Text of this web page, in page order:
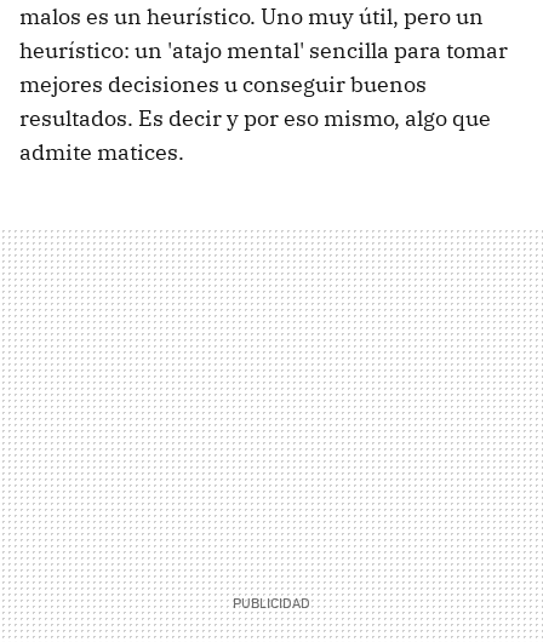
malos es un heurístico. Uno muy útil, pero un
heurístico: un 'atajo mental' sencilla para tomar
mejores decisiones u conseguir buenos
resultados. Es decir y por eso mismo, algo que
admite matices.